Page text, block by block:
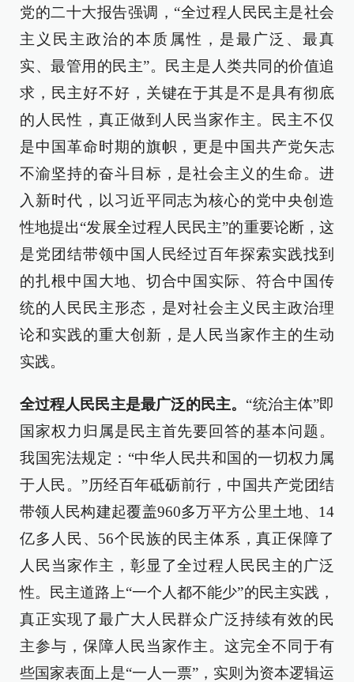
党的二十大报告强调，“全过程人民民主是社会
主义民主政治的本质属性，是最广泛、最真
实、最管用的民主”。民主是人类共同的价值追
求，民主好不好，关键在于其是不是具有彻底
的人民性，真正做到人民当家作主。民主不仅
是中国革命时期的旗帜，更是中国共产党矢志
不渝坚持的奋斗目标，是社会主义的生命。进
入新时代，以习近平同志为核心的党中央创造
性地提出“发展全过程人民民主”的重要论断，这
是党团结带领中国人民经过百年探索实践找到
的扎根中国大地、切合中国实际、符合中国传
统的人民民主形态，是对社会主义民主政治理
论和实践的重大创新，是人民当家作主的生动
实践。
全过程人民民主是最广泛的民主。 “统治主体”即
国家权力归属是民主首先要回答的基本问题。
我国宪法规定：“中华人民共和国的一切权力属
于人民。”历经百年砥砺前行，中国共产党团结
带领人民构建起覆盖960多万平方公里土地、14
亿多人民、56个民族的民主体系，真正保障了
人民当家作主，彰显了全过程人民民主的广泛
性。民主道路上“一个人都不能少”的民主实践，
真正实现了最广大人民群众广泛持续有效的民
主参与，保障人民当家作主。这完全不同于有
些国家表面上是“一人一票”，实则为资本逻辑运